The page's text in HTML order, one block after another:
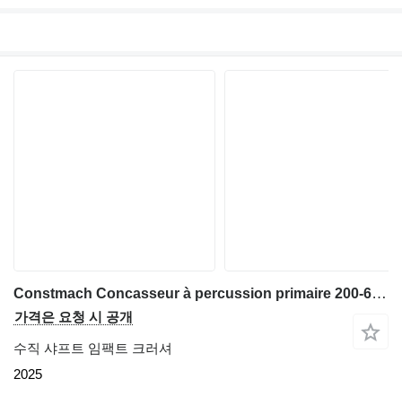
Constmach Concasseur à percussion primaire 200-600 THE - Concasseur à pier
가격은 요청 시 공개
수직 샤프트 임팩트 크러셔
2025